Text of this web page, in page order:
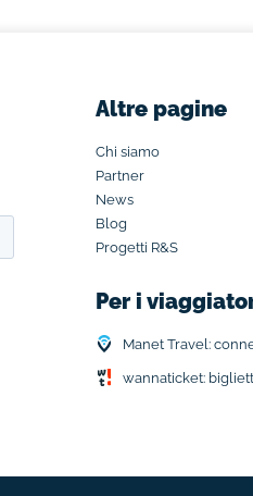
Altre pagine
Chi siamo
Partner
News
Blog
Progetti R&S
Per i
Manet Travel:
wannaticket: